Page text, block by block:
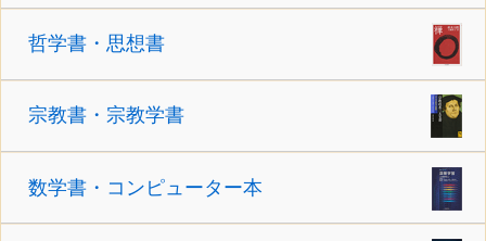
哲学書・思想書
宗教書・宗教学書
数学書・コンピューター本